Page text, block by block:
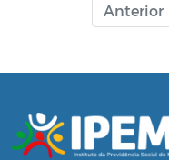
Anterior